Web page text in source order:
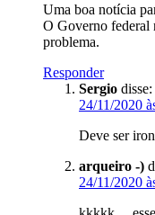
Uma boa notícia
O Governo federal
problema.
Responder
Sergio disse:
24/11/2020
Deve ser
arqueiro -)
24/11/2020